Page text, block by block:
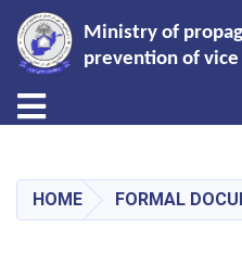
Ministry of
prevention of
Toggle
HOME FORMAL